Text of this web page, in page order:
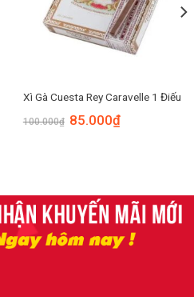
Xì Gà Cuesta Rey Caravelle 1 Điếu
100.000₫ 85.000₫